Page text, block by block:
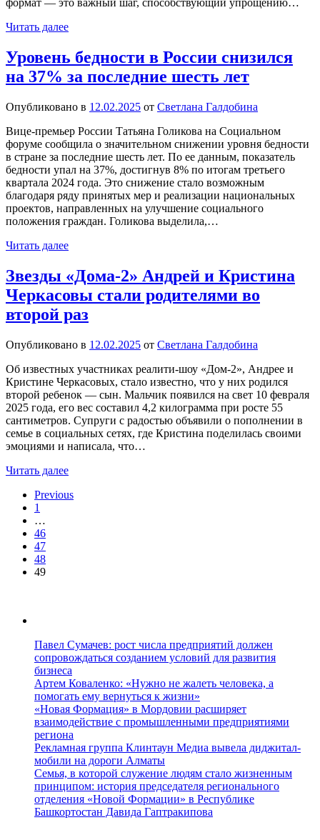
формат — это важный шаг, способствующий упрощению…
Читать далее
Уровень бедности в России снизился
на 37% за последние шесть лет
Опубликовано в 12.02.2025 от Светлана Галдобина
Вице-премьер России Татьяна Голикова на Социальном
форуме сообщила о значительном снижении уровня бедности
в стране за последние шесть лет. По ее данным, показатель
бедности упал на 37%, достигнув 8% по итогам третьего
квартала 2024 года. Это снижение стало возможным
благодаря ряду принятых мер и реализации национальных
проектов, направленных на улучшение социального
положения граждан. Голикова выделила,…
Читать далее
Звезды «Дома-2» Андрей и Кристина
Черкасовы стали родителями во
второй раз
Опубликовано в 12.02.2025 от Светлана Галдобина
Об известных участниках реалити-шоу «Дом-2», Андрее и
Кристине Черкасовых, стало известно, что у них родился
второй ребенок — сын. Мальчик появился на свет 10 февраля
2025 года, его вес составил 4,2 килограмма при росте 55
сантиметров. Супруги с радостью объявили о пополнении в
семье в социальных сетях, где Кристина поделилась своими
эмоциями и написала, что…
Читать далее
Previous
1
…
46
47
48
49
Павел Сумачев: рост числа предприятий должен
сопровождаться созданием условий для развития
бизнеса
Артем Коваленко: «Нужно не жалеть человека, а
помогать ему вернуться к жизни»
«Новая Формация» в Мордовии расширяет
взаимодействие с промышленными предприятиями
региона
Рекламная группа Клинтаун Медиа вывела диджитал-
мобили на дороги Алматы
Семья, в которой служение людям стало жизненным
принципом: история председателя регионального
отделения «Новой Формации» в Республике
Башкортостан Давида Гаптракипова